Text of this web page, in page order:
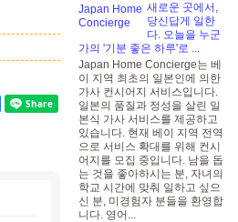
새로운 곳에서,
당신답게 일한
다. 오늘을 누군
가의 '기분 좋은 하루'로 ...
Japan Home Concierge는 베
이 지역 최초의 일본인에 의한
가사 컨시어지 서비스입니다.
일본의 품질과 정성을 살린 일
본식 가사 서비스를 제공하고
있습니다. 현재 베이 지역 전역
으로 서비스 확대를 위해 컨시
어지를 모집 중입니다. 남을 돕
는 것을 좋아하시는 분, 자녀의
학교 시간에 맞춰 일하고 싶으
신 분, 미경험자 분들을 환영합
니다. 영어...